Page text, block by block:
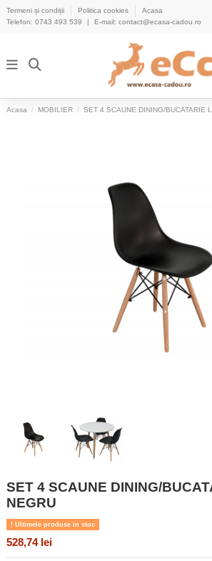
Termeni și condiții Politica cookies
Acasa
Telefon: 0743 493 539 | E-mail: contact@ecasa-cadou.ro
Acasa MOBILIER SET 4 SCAUNE DINING/BUCATARIE
SET 4 SCAUNE DINING/
NEGRU
Ultimele produse in stoc
528,74 lei